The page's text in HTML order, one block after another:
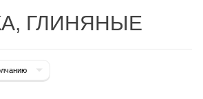
ГЛИНЯНЫЕ